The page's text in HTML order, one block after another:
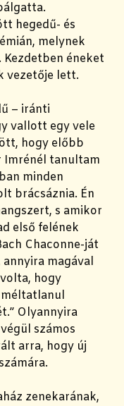
hegedű- és
melynek
éneket
vezetője lett.
– iránti
vallott egy vele
hogy előbb
Imrénél tanultam
minden
brácsáznia. Én
s amikor
első felének
Chaconne-ját
magával
hogy
Olyannyira
számos
arra, hogy új
zenekarának,